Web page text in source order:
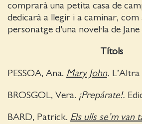
comprarà una petita casa de
dedicarà a llegir i a caminar, com
personatge d'una novel·la de
Títols
PESSOA, Ana. Mary John.
BROSGOL, Vera. ¡Prepárate!.
BARD, Patrick. Els ulls se’m van